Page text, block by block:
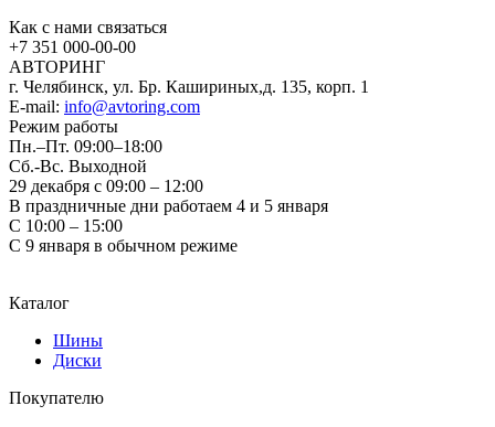
Как с нами связаться
+7 351 000-00-00
АВТОРИНГ
г. Челябинск, ул. Бр. Кашириных,д. 135, корп. 1
E-mail: info@avtoring.com
Режим работы
Пн.–Пт. 09:00–18:00
Сб.-Вс. Выходной
29 декабря с 09:00 – 12:00
В праздничные дни работаем 4 и 5 января
С 10:00 – 15:00
С 9 января в обычном режиме
Каталог
Шины
Диски
Покупателю